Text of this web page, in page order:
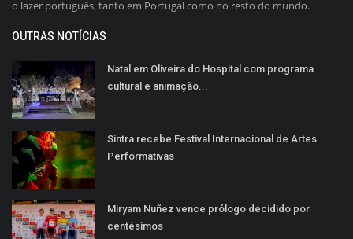
o lazer português, tanto em Portugal como no resto do mundo.
OUTRAS NOTÍCIAS
Natal em Oliveira do Hospital com programa
cultural e animação...
Sintra recebe Festival Internacional de Artes
Performativas
Miryam Nuñez vence prólogo decidido por
centésimos